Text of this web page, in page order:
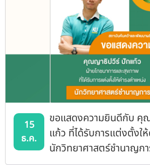
15
ธ.ค.
ขอแสดงความยินดีกับ คุ
แก้ว ที่ได้รับการแต่งตั้งใ
นักวิทยาศาสตร์ชำนาญก